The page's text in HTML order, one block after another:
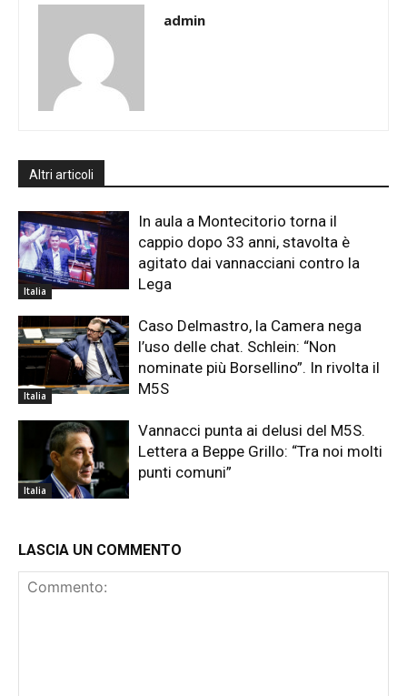
admin
Altri articoli
Italia
In aula a Montecitorio torna il
cappio dopo 33 anni, stavolta è
agitato dai vannacciani contro la
Lega
Italia
Caso Delmastro, la Camera nega
l’uso delle chat. Schlein: “Non
nominate più Borsellino”. In rivolta il
M5S
Italia
Vannacci punta ai delusi del M5S.
Lettera a Beppe Grillo: “Tra noi molti
punti comuni”
LASCIA UN COMMENTO